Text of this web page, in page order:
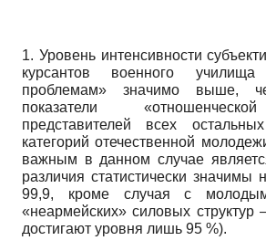
1. Уровень интенсивности
курсантов военного
проблемам» значимо выше,
показатели
представителей всех
категорий отечественной
важным в данном случае
различия статистически
99,9, кроме случая с
«неармейских» силовых структур
достигают уровня лишь 95 %).